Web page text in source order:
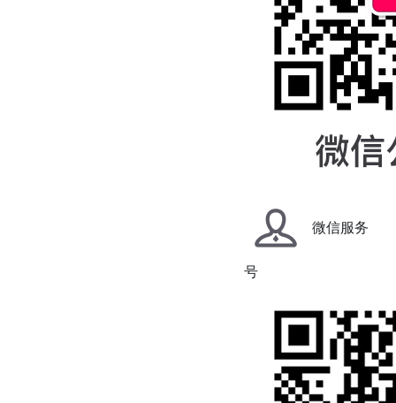
微信服务
号